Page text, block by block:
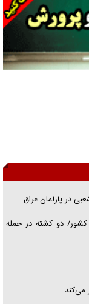
قاره در برابر یورش به پاسگاه‌های
آینده غرب آسیا
در پارلمان عراق
حکم قضایی روسیه برای ۳۶ مزدور اوکراین از ۱۳ کشور/ دو کشته در حمله
می‌کند